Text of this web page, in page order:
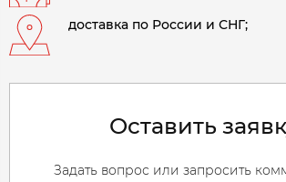
доставка по России и СНГ;
Оставить
Задать вопрос или запросить